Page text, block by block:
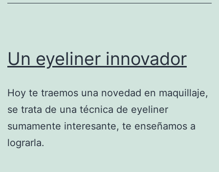
Un eyeliner innovador
Hoy te traemos una novedad en maquillaje,
se trata de una técnica de eyeliner
sumamente interesante, te enseñamos a
lograrla.